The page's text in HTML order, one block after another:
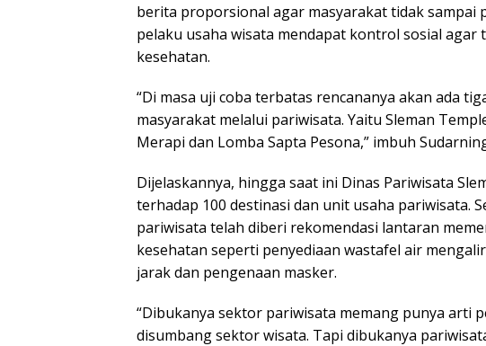
berita proporsional agar masyarakat tidak sampai
pelaku usaha wisata mendapat kontrol sosial
kesehatan.
“Di masa uji coba terbatas rencananya akan ada
masyarakat melalui pariwisata. Yaitu Sleman
Merapi dan Lomba Sapta Pesona,” imbuh
Dijelaskannya, hingga saat ini Dinas Pariwisata
terhadap 100 destinasi dan unit usaha pariwisata.
pariwisata telah diberi rekomendasi lantaran
kesehatan seperti penyediaan wastafel air
jarak dan pengenaan masker.
“Dibukanya sektor pariwisata memang punya arti
disumbang sektor wisata. Tapi dibukanya